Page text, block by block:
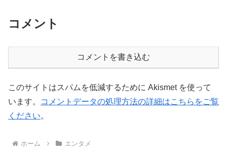
コメント
コメントを書き込む
このサイトはスパムを低減するために Akismet を使って
います。
コメントデータの処理方法の詳細はこちらをご覧
ください。
ホーム エンタメ